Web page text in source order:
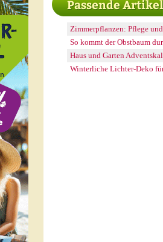
Passende Artikel
Zimmerpflanzen: Pflege
So kommt der Obstbaum
Haus und Garten
Winterliche Lichter-Deko